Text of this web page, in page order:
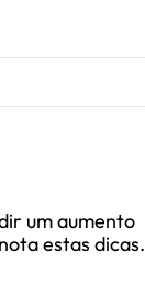
um aumento
estas dicas.